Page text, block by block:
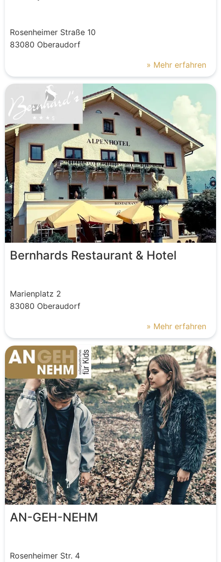
Bernhards Restaurant & Hotel
Marienplatz 2
83080 Oberaudorf
» Mehr erfahren
Rosenheimer Straße 10
83080 Oberaudorf
» Mehr erfahren
AN-GEH-NEHM
Rosenheimer Str. 4